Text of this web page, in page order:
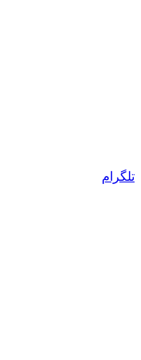
تلگرام